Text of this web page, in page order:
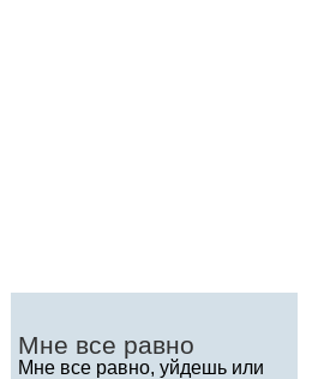
Мне все равно
Мне все равно, уйдешь или